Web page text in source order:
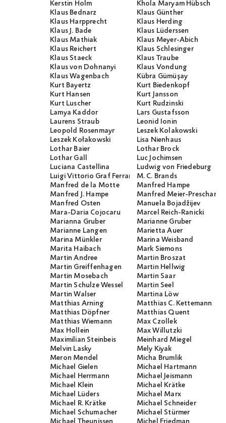
Kerstin Holm
Khola Maryam Hübsch
Klaus Bednarz
Klaus Günther
Klaus Harpprecht
Klaus Herding
Klaus J. Bade
Klaus Lüderssen
Klaus Mathiak
Klaus Meyer-Abich
Klaus Reichert
Klaus Schlesinger
Klaus Staeck
Klaus Traube
Klaus von Dohnanyi
Klaus Vondung
Klaus Wagenbach
Kübra Gümüşay
Kurt Bayertz
Kurt Biedenkopf
Kurt Hansen
Kurt Jansson
Kurt Luscher
Kurt Rudzinski
Lamya Kaddor
Lars Gustafsson
Laurens Straub
Leonid Ionin
Leopold Rosenmayr
Leszek Kolakowski
Leszek Kołakowski
Lisa Nienhaus
Lothar Baier
Lothar Brock
Lothar Gall
Luc Jochimsen
Luciana Castellina
Ludwig von Friedeburg
Luigi Vittorio Graf Ferraris
M. C. Brands
Manfred de la Motte
Manfred Hampe
Manfred J. Hampe
Manfred Meier-Preschany
Manfred Osten
Manuela Bojadžijev
Mara-Daria Cojocaru
Marcel Reich-Ranicki
Marianna Gruber
Marianne Gruber
Marianne Langen
Marietta Auer
Marina Münkler
Marina Weisband
Marita Haibach
Mark Siemons
Martin Andree
Martin Broszat
Martin Greiffenhagen
Martin Hellwig
Martin Mosebach
Martin Saar
Martin Schulze Wessel
Martin Seel
Martin Walser
Martina Löw
Matthias Arning
Matthias C. Kettemann
Matthias Döpfner
Matthias Quent
Matthias Wiemann
Max Czollek
Max Hollein
Max Willutzki
Maximilian Steinbeis
Meinhard Miegel
Melvin Lasky
Mely Kiyak
Meron Mendel
Micha Brumlik
Michael Gielen
Michael Hartmann
Michael Herrmann
Michael Jeismann
Michael Klein
Michael Krätke
Michael Lüders
Michael Marx
Michael R. Krätke
Michael Schneider
Michael Schumacher
Michael Stürmer